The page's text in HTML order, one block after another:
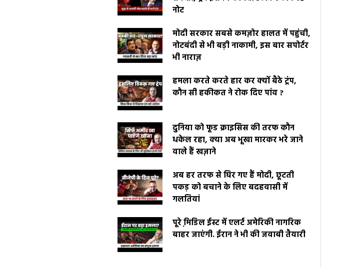
नोट
मोदी सरकार सबसे कमज़ोर हालत में पहुंची,
नोटबंदी से भी बड़ी नाकामी, इस बार सपोर्टर
भी नाराज़
हमला करते करते हार कर क्यों बैठे ट्रंप,
कौन सी हकीकत ने रोक दिए पांव ?
दुनिया को फूड क्राइसिस की तरफ कौन
धकेल रहा, क्या अब भूखा मारकर भरे जाने
वाले हैं खज़ाने
अब हर तरफ से घिर गए हैं मोदी, छूटती
पकड़ को बचाने के लिए बदहवासी में
गलतियां
पूरे मि़डिल ईस्ट में एलर्ट अमेरिकी नागरिक
बाहर जाएंगी. ईरान ने भी की जवाबी तैयारी